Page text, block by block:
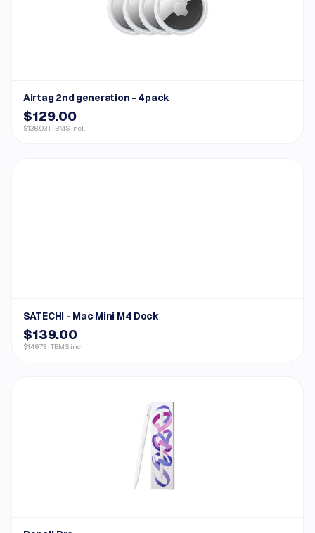
Airtag 2nd generation - 4pack
$129.00
$138.03 ITBMS incl.
SATECHI - Mac Mini M4 Dock
$139.00
$148.73 ITBMS incl.